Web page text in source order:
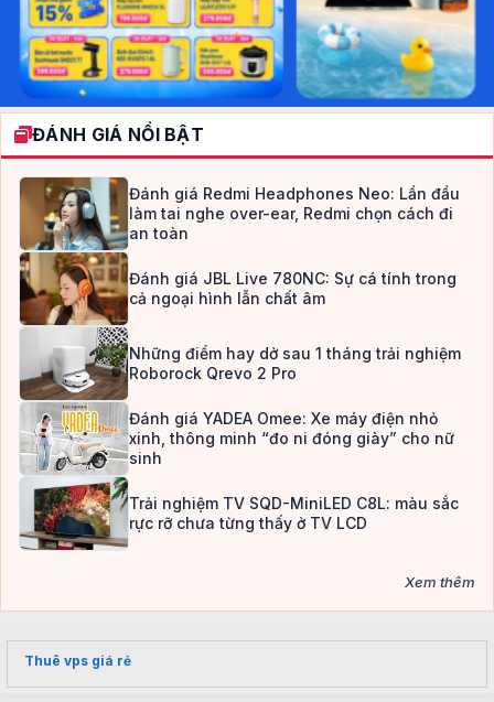
ĐÁNH GIÁ NỔI BẬT
Đánh giá Redmi Headphones Neo: Lần đầu
làm tai nghe over-ear, Redmi chọn cách đi
an toàn
Đánh giá JBL Live 780NC: Sự cá tính trong
cả ngoại hình lẫn chất âm
Những điểm hay dở sau 1 tháng trải nghiệm
Roborock Qrevo 2 Pro
Đánh giá YADEA Omee: Xe máy điện nhỏ
xinh, thông minh “đo ni đóng giày” cho nữ
sinh
Trải nghiệm TV SQD-MiniLED C8L: màu sắc
rực rỡ chưa từng thấy ở TV LCD
Xem thêm
Thuê vps giá rẻ